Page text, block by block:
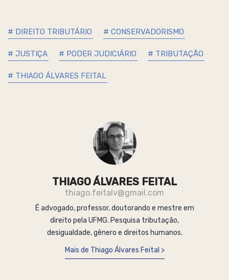
# DIREITO TRIBUTÁRIO # CONSERVADORISMO
# JUSTIÇA # PODER JUDICIÁRIO # TRIBUTAÇÃO
# THIAGO ÁLVARES FEITAL
THIAGO ÁLVARES FEITAL
thiago.feitalv@gmail.com
É advogado, professor, doutorando e mestre em
direito pela UFMG. Pesquisa tributação,
desigualdade, gênero e direitos humanos.
Mais de Thiago Álvares Feital